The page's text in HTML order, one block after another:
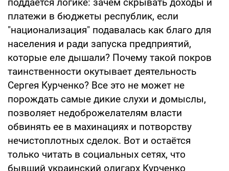
платежи в бюджеты республик, если
"национализация" подавалась как благо для
населения и ради запуска предприятий,
которые еле дышали? Почему такой покров
таинственности окутывает деятельность
Сергея Курченко? Все это не может не
порождать самые дикие слухи и домыслы,
позволяет недоброжелателям власти
обвинять ее в махинациях и потворству
нечистоплотных сделок. Вот и остаётся
только читать в социальных сетях, что
бывший украинский олигарх Курченко